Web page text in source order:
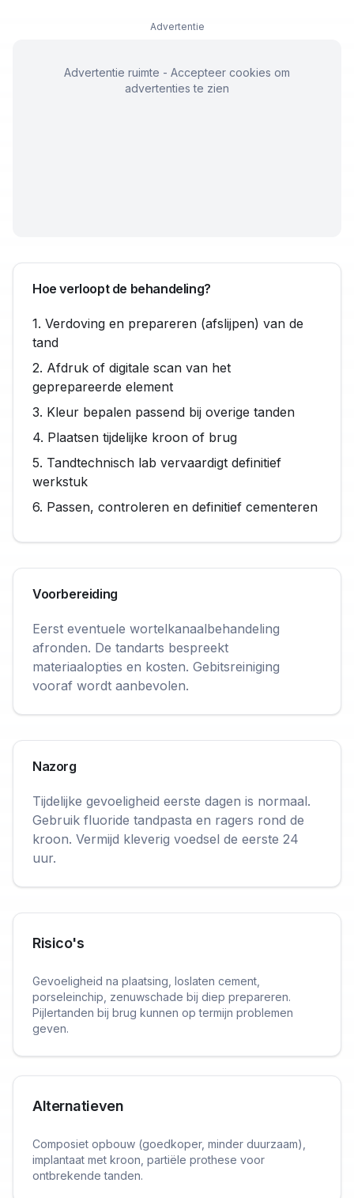
Advertentie
Advertentie ruimte - Accepteer cookies om
advertenties te zien
Hoe verloopt de behandeling?
1. Verdoving en prepareren (afslijpen) van de
tand
2. Afdruk of digitale scan van het
geprepareerde element
3. Kleur bepalen passend bij overige tanden
4. Plaatsen tijdelijke kroon of brug
5. Tandtechnisch lab vervaardigt definitief
werkstuk
6. Passen, controleren en definitief cementeren
Voorbereiding
Eerst eventuele wortelkanaalbehandeling
afronden. De tandarts bespreekt
materiaalopties en kosten. Gebitsreiniging
vooraf wordt aanbevolen.
Nazorg
Tijdelijke gevoeligheid eerste dagen is normaal.
Gebruik fluoride tandpasta en ragers rond de
kroon. Vermijd kleverig voedsel de eerste 24
uur.
Risico's
Gevoeligheid na plaatsing, loslaten cement,
porseleinchip, zenuwschade bij diep prepareren.
Pijlertanden bij brug kunnen op termijn problemen
geven.
Alternatieven
Composiet opbouw (goedkoper, minder duurzaam),
implantaat met kroon, partiële prothese voor
ontbrekende tanden.